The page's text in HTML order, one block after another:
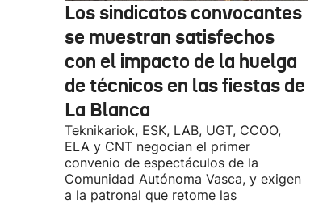
Los sindicatos convocantes
se muestran satisfechos
con el impacto de la huelga
de técnicos en las fiestas de
La Blanca
Teknikariok, ESK, LAB, UGT, CCOO,
ELA y CNT negocian el primer
convenio de espectáculos de la
Comunidad Autónoma Vasca, y exigen
a la patronal que retome las